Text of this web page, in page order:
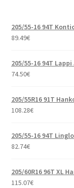
205/55-16 94T
89.49€
205/55-16 94T
74.50€
205/55R16 91T
108.28€
205/55-16 94T
82.74€
205/60R16 96T XL
115.07€